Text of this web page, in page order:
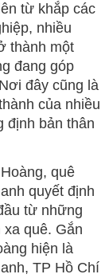
từ khắp các
nhiều
thành một
đang góp
đây cũng là
của nhiều
định bản thân
quê
quyết định
từ những
quê. Gắn
hiện là
TP Hồ Chí